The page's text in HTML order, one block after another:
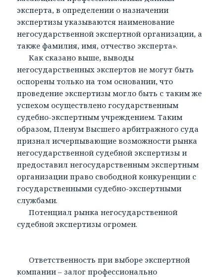
эксперта, в определении о назначении
экспертизы указываются наименование
негосударственной экспертной организации, а
также фамилия, имя, отчество эксперта».
Как сказано выше, выводы
негосударственных экспертов не могут быть
оспорены только на том основании, что
проведение экспертизы могло быть с таким же
успехом осуществлено государственным
судебно-экспертным учреждением. Таким
образом, Пленум Высшего арбитражного суда
признал исчерпывающие возможности рынка
негосударственной судебной экспертизы и
предоставил негосударственным экспертным
организации право свободной конкуренции с
государственными судебно-экспертными
службами.
Потенциал рынка негосударственной
судебной экспертизы огромен.
Ответственность при выборе экспертной
компании – залог профессионально